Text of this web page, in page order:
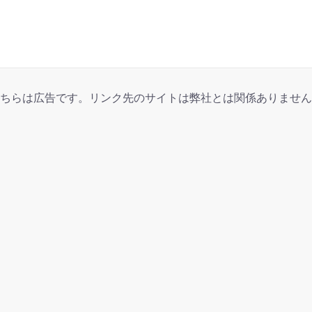
らは広告です。リンク先のサイトは弊社とは関係ありませ